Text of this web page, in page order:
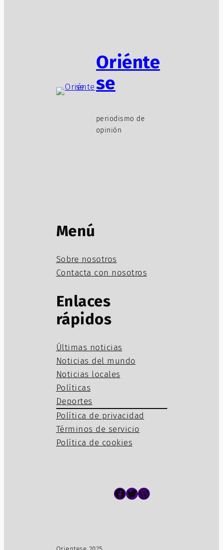
Oriénte
se
periodismo de
opinión
Menú
Sobre nosotros
Contacta con nosotros
Enlaces
rápidos
Últimas noticias
Noticias del mundo
Noticias locales
Políticas
Deportes
Política de privacidad
Términos de servicio
Política de cookies
Facebook Twitter WordPress